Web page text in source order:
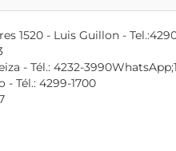
1520 - Luis Guillon -
- Tél.: 4232-
- Tél.: 4299-1700